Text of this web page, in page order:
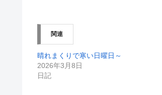
ィ
ン
ド
ウ
開
き
ま
す
)
く
い
新
し
い
関連
晴れまくりで寒い日曜日～
2026年3月8日
日記